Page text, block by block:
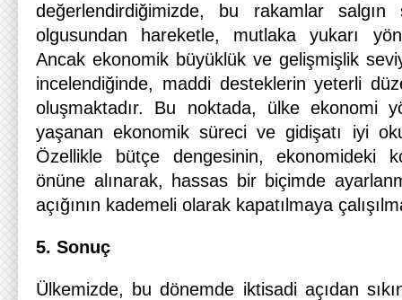
değerlendirdiğimizde, bu rakamlar
olgusundan hareketle, mutlaka yukarı
Ancak ekonomik büyüklük ve gelişmişlik
incelendiğinde, maddi desteklerin yeterli
oluşmaktadır. Bu noktada, ülke ekonomi
yaşanan ekonomik süreci ve gidişatı iyi
Özellikle bütçe dengesinin, ekonomideki
önüne alınarak, hassas bir biçimde
açığının kademeli olarak kapatılmaya
5. Sonuç
Ülkemizde, bu dönemde iktisadi açıdan